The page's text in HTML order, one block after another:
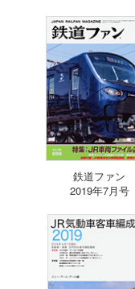
鉄道ファン
2019年7月号